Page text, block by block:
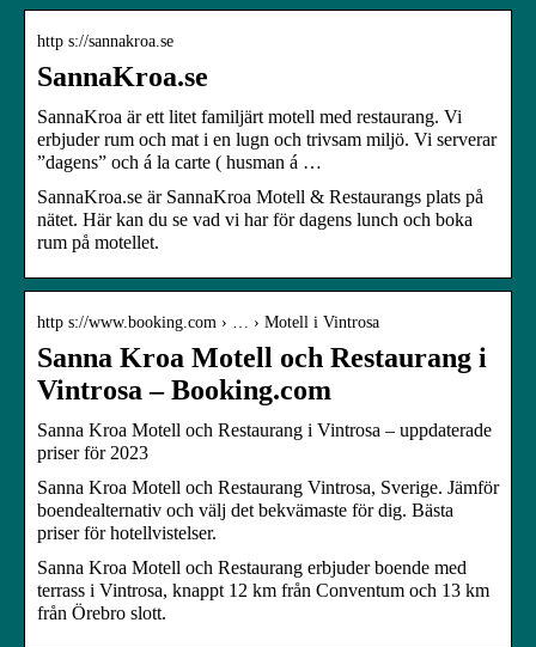
http s://sannakroa.se
SannaKroa.se
SannaKroa är ett litet familjärt motell med restaurang. Vi
erbjuder rum och mat i en lugn och trivsam miljö. Vi serverar
”dagens” och á la carte ( husman á …
SannaKroa.se är SannaKroa Motell & Restaurangs plats på
nätet. Här kan du se vad vi har för dagens lunch och boka
rum på motellet.
http s://www.booking.com › … › Motell i Vintrosa
Sanna Kroa Motell och Restaurang i
Vintrosa – Booking.com
Sanna Kroa Motell och Restaurang i Vintrosa – uppdaterade
priser för 2023
Sanna Kroa Motell och Restaurang Vintrosa, Sverige. Jämför
boendealternativ och välj det bekvämaste för dig. Bästa
priser för hotellvistelser.
Sanna Kroa Motell och Restaurang erbjuder boende med
terrass i Vintrosa, knappt 12 km från Conventum och 13 km
från Örebro slott.